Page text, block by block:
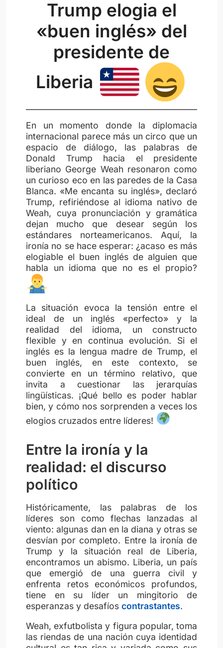
Trump elogia el
«buen inglés» del
presidente de
Liberia
En un momento donde la diplomacia
internacional parece más un circo que un
espacio de diálogo, las palabras de
Donald Trump hacia el presidente
liberiano George Weah resonaron como
un curioso eco en las paredes de la Casa
Blanca. «Me encanta su inglés», declaró
Trump, refiriéndose al idioma nativo de
Weah, cuya pronunciación y gramática
dejan mucho que desear según los
estándares norteamericanos. Aquí, la
ironía no se hace esperar: ¿acaso es más
elogiable el buen inglés de alguien que
habla un idioma que no es el propio?
La situación evoca la tensión entre el
ideal de un inglés «perfecto» y la
realidad del idioma, un constructo
flexible y en continua evolución. Si el
inglés es la lengua madre de Trump, el
buen inglés, en este contexto, se
convierte en un término relativo, que
invita a cuestionar las jerarquías
lingüísticas. ¡Qué bello es poder hablar
bien, y cómo nos sorprenden a veces los
elogios cruzados entre líderes!
Entre la ironía y la
realidad: el discurso
político
Históricamente, las palabras de los
líderes son como flechas lanzadas al
viento: algunas dan en la diana y otras se
desvían por completo. Entre la ironía de
Trump y la situación real de Liberia,
encontramos un abismo. Liberia, un país
que emergió de una guerra civil y
enfrenta retos económicos profundos,
tiene en su líder un mingitorio de
esperanzas y desafíos contrastantes.
Weah, exfutbolista y figura popular, toma
las riendas de una nación cuya identidad